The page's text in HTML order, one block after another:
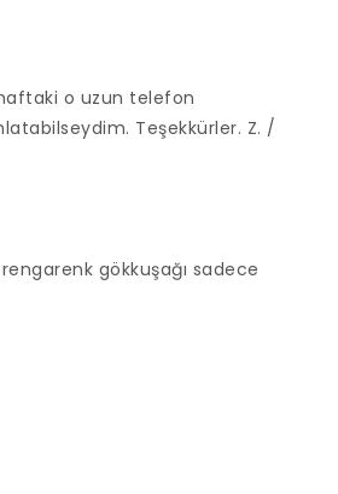
o uzun telefon
Teşekkürler. Z. /
gökkuşağı sadece